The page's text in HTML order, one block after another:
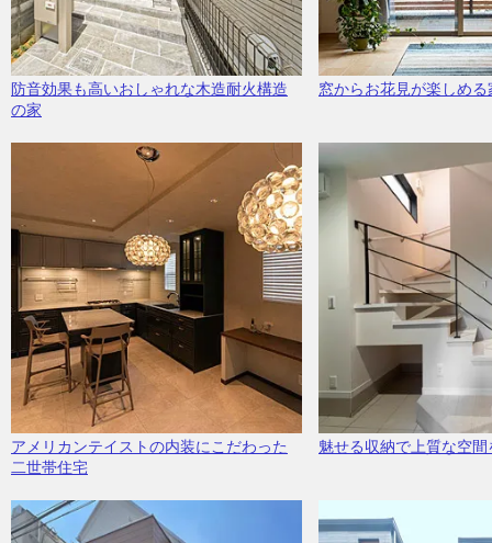
防音効果も高いおしゃれな木造耐火構造
の家
窓からお花見が楽しめる
アメリカンテイストの内装にこだわった
二世帯住宅
魅せる収納で上質な空